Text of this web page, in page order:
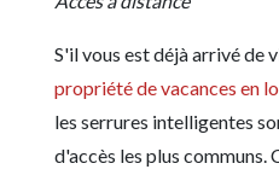
S'il vous est déjà arrivé de
propriété de vacances en
les serrures intelligentes
d'accès les plus communs.